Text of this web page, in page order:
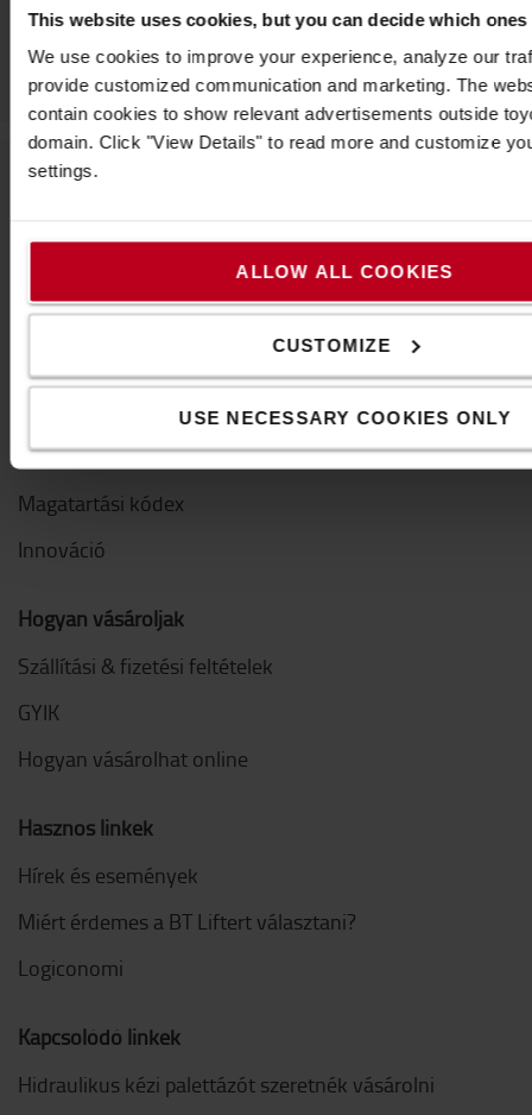
This website uses cookies, but you can decide which ones
We use cookies to improve your experience, analyze our
provide customized communication and marketing. The
contain cookies to show relevant advertisements outside
domain. Click "View Details" to read more and customize
settings.
ALLOW ALL COOKIES
CUSTOMIZE
USE NECESSARY COOKIES ONLY
Miért vásároljunk Toyotát
QHSEE
Magatartási kódex
Innováció
Hogyan vásároljak
Szállítási & fizetési feltételek
GYIK
Hogyan vásárolhat online
Hasznos linkek
Hírek és események
Miért érdemes a BT Liftert választani?
Logiconomi
Kapcsolódó linkek
Hidraulikus kézi palettázót szeretnék vásárolni